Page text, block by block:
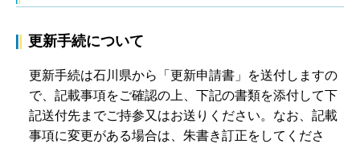
更新手続について
更新手続は石川県から「更新申請書」を送付しますの
で、記載事項をご確認の上、下記の書類を添付して下
記送付先までご持参又はお送りください。なお、記載
事項に変更がある場合は、朱書き訂正をしてくださ